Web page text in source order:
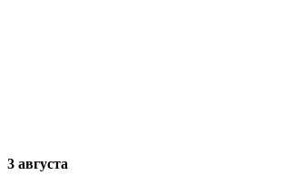
3 августа